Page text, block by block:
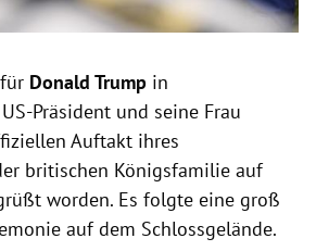
Donald Trump in
Präsident und seine Frau
Auftakt ihres
britischen Königsfamilie auf
worden. Es folgte eine groß
auf dem Schlossgelände.